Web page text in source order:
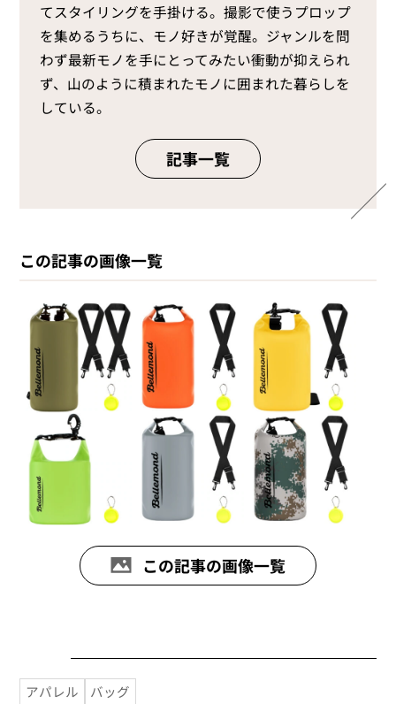
てスタイリングを手掛ける。撮影で使うプロップ
を集めるうちに、モノ好きが覚醒。ジャンルを問
わず最新モノを手にとってみたい衝動が抑えられ
ず、山のように積まれたモノに囲まれた暮らしを
している。
記事一覧
この記事の画像一覧
この記事の画像一覧
アパレル バッグ